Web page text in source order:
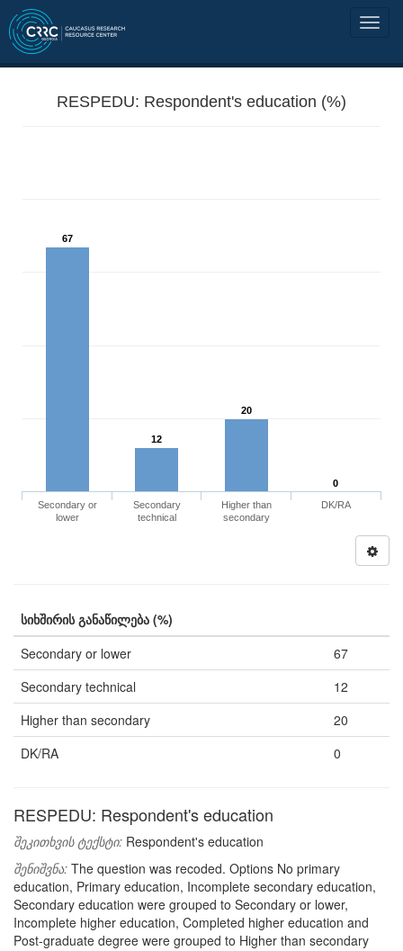
RESPEDU: Respondent's education (%)
67
12
20
0
Secondary or
lower
Secondary
technical
Higher than
secondary
DK/RA
სიხშირის განაწილება (%)
Secondary or lower
67
Secondary technical
12
Higher than secondary
20
DK/RA
0
RESPEDU: Respondent's education
შეკითხვის ტექსტი: Respondent's education
შენიშვნა: The question was recoded. Options No primary
education, Primary education, Incomplete secondary education,
Secondary education were grouped to Secondary or lower,
Incomplete higher education, Completed higher education and
Post-graduate degree were grouped to Higher than secondary